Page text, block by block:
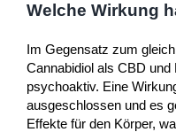
Welche Wirkung
Im Gegensatz zum
Cannabidiol als CBD
psychoaktiv. Eine
ausgeschlossen und es
Effekte für den Körper,